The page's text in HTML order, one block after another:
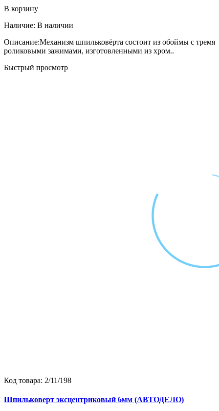
В корзину
Наличие: В наличии
Описание:Механизм шпильковёрта состоит из обоймы с тремя
роликовыми зажимами, изготовленными из хром..
Быстрый просмотр
Код товара: 2/11/198
Шпильковерт эксцентриковый 6мм (АВТОДЕЛО)